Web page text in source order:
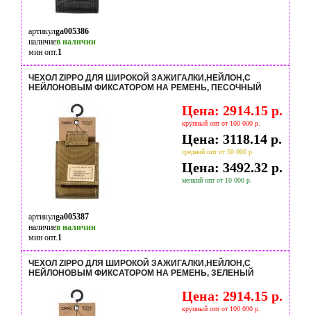
артикулga005386
наличиев наличии
мин опт.1
ЧЕХОЛ ZIPPO ДЛЯ ШИРОКОЙ ЗАЖИГАЛКИ,НЕЙЛОН,С
НЕЙЛОНОВЫМ ФИКСАТОРОМ НА РЕМЕНЬ, ПЕСОЧНЫЙ
Цена: 2914.15 р.
крупный опт от 100 000 р.
Цена: 3118.14 р.
средний опт от 50 000 р.
Цена: 3492.32 р.
мелкий опт от 10 000 р.
артикулga005387
наличиев наличии
мин опт.1
ЧЕХОЛ ZIPPO ДЛЯ ШИРОКОЙ ЗАЖИГАЛКИ,НЕЙЛОН,С
НЕЙЛОНОВЫМ ФИКСАТОРОМ НА РЕМЕНЬ, ЗЕЛЕНЫЙ
Цена: 2914.15 р.
крупный опт от 100 000 р.